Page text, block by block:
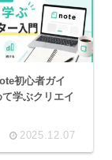
初心者ガイ
て学ぶクリエイ
2025.12.07